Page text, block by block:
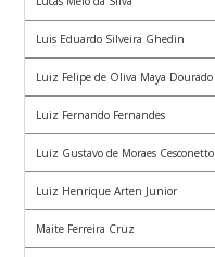
Luis Eduardo Silveira Ghedin
Luiz Felipe de Oliva Maya Dourado
Luiz Fernando Fernandes
Luiz Gustavo de Moraes Cesconetto
Luiz Henrique Arten Junior
Maite Ferreira Cruz